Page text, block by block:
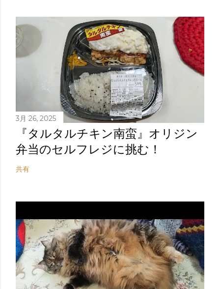
3月 26, 2025
『タルタルチキン南蛮』オリジン
弁当のセルフレジに挑む！
共有